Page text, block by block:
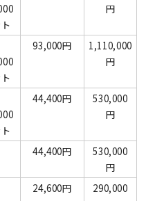
円
93,000円
1,110,000
円
44,400円
530,000
円
44,400円
530,000
円
24,600円
290,000